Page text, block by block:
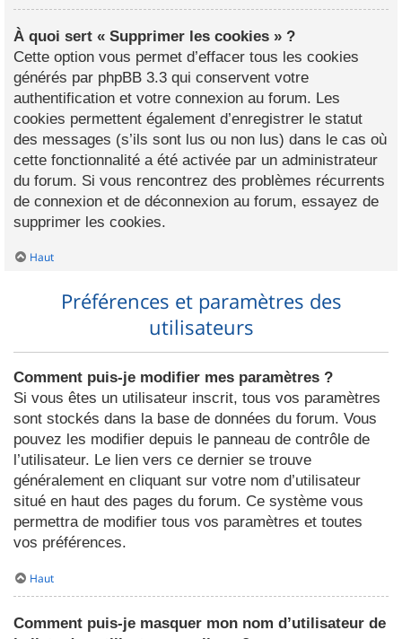
À quoi sert « Supprimer les cookies » ?
Cette option vous permet d’effacer tous les cookies
générés par phpBB 3.3 qui conservent votre
authentification et votre connexion au forum. Les
cookies permettent également d’enregistrer le statut
des messages (s’ils sont lus ou non lus) dans le cas où
cette fonctionnalité a été activée par un administrateur
du forum. Si vous rencontrez des problèmes récurrents
de connexion et de déconnexion au forum, essayez de
supprimer les cookies.
Haut
Préférences et paramètres des
utilisateurs
Comment puis-je modifier mes paramètres ?
Si vous êtes un utilisateur inscrit, tous vos paramètres
sont stockés dans la base de données du forum. Vous
pouvez les modifier depuis le panneau de contrôle de
l’utilisateur. Le lien vers ce dernier se trouve
généralement en cliquant sur votre nom d’utilisateur
situé en haut des pages du forum. Ce système vous
permettra de modifier tous vos paramètres et toutes
vos préférences.
Haut
Comment puis-je masquer mon nom d’utilisateur de